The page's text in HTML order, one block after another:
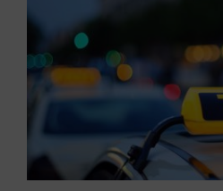
давнього городища Артезіан,
Керченському півострові. Під
вмурованим у фундамент
Генарха і Сотера, виявили